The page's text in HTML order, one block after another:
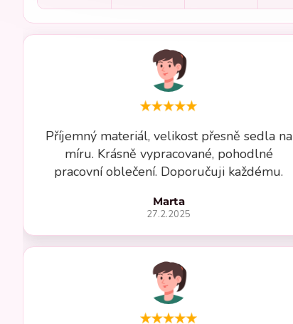
Příjemný materiál, velikost přesně sedla na
míru. Krásně vypracované, pohodlné
pracovní oblečení. Doporučuji každému.
Marta
27.2.2025